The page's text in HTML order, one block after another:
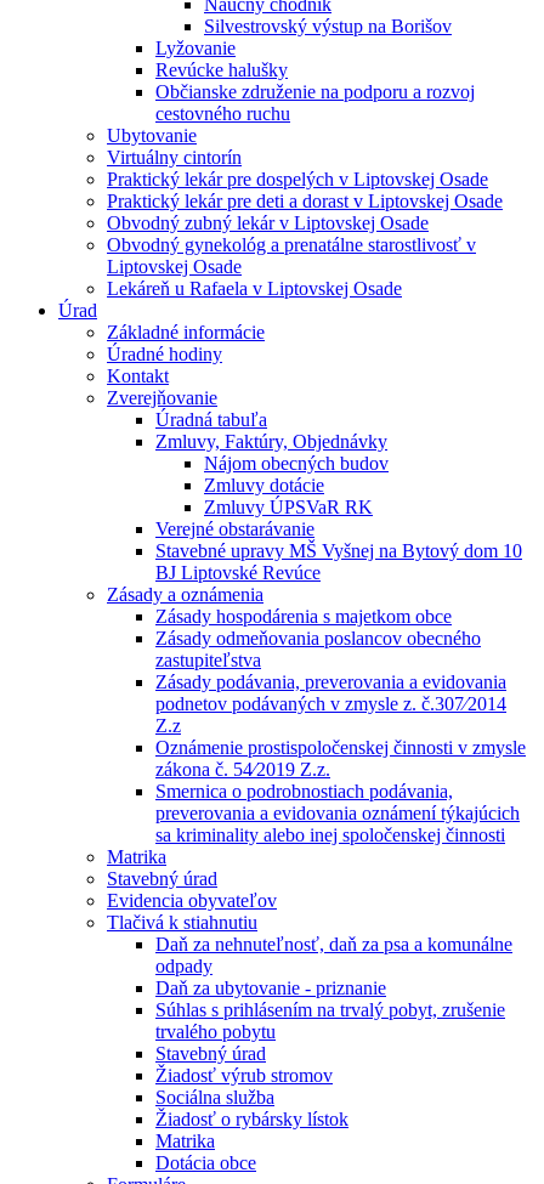
Náučný chodník
Silvestrovský výstup na Borišov
Lyžovanie
Revúcke halušky
Občianske združenie na podporu a rozvoj
cestovného ruchu
Ubytovanie
Virtuálny cintorín
Praktický lekár pre dospelých v Liptovskej Osade
Praktický lekár pre deti a dorast v Liptovskej Osade
Obvodný zubný lekár v Liptovskej Osade
Obvodný gynekológ a prenatálne starostlivosť v
Liptovskej Osade
Lekáreň u Rafaela v Liptovskej Osade
Úrad
Základné informácie
Úradné hodiny
Kontakt
Zverejňovanie
Úradná tabuľa
Zmluvy, Faktúry, Objednávky
Nájom obecných budov
Zmluvy dotácie
Zmluvy ÚPSVaR RK
Verejné obstarávanie
Stavebné upravy MŠ Vyšnej na Bytový dom 10
BJ Liptovské Revúce
Zásady a oznámenia
Zásady hospodárenia s majetkom obce
Zásady odmeňovania poslancov obecného
zastupiteľstva
Zásady podávania, preverovania a evidovania
podnetov podávaných v zmysle z. č.307⁄2014
Z.z
Oznámenie prostispoločenskej činnosti v zmysle
zákona č. 54⁄2019 Z.z.
Smernica o podrobnostiach podávania,
preverovania a evidovania oznámení týkajúcich
sa kriminality alebo inej spoločenskej činnosti
Matrika
Stavebný úrad
Evidencia obyvateľov
Tlačivá k stiahnutiu
Daň za nehnuteľnosť, daň za psa a komunálne
odpady
Daň za ubytovanie - priznanie
Súhlas s prihlásením na trvalý pobyt, zrušenie
trvalého pobytu
Stavebný úrad
Žiadosť výrub stromov
Sociálna služba
Žiadosť o rybársky lístok
Matrika
Dotácia obce